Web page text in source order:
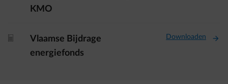
KMO
document-fwd
Vlaamse Bijdrage
energiefonds
Downloaden